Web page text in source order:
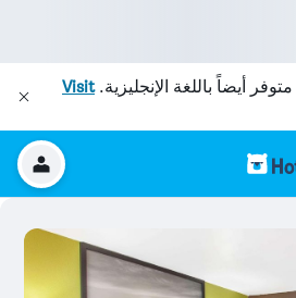
متوفر أيضاً باللغة الإنجليزية.Visit